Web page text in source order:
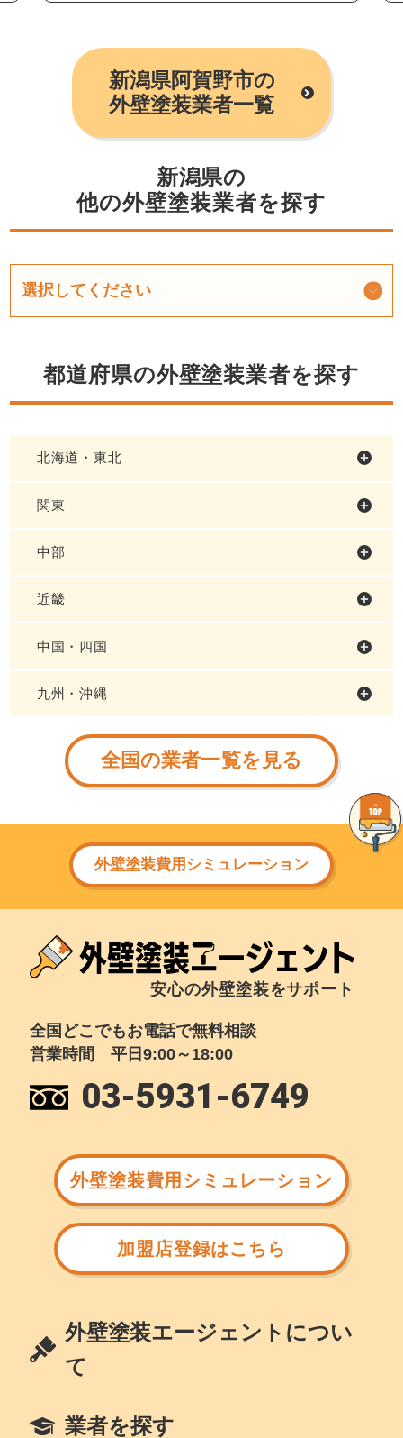
新潟県阿賀野市の
外壁塗装業者一覧
新潟県の
他の外壁塗装業者を探す
都道府県の外壁塗装業者を探す
北海道・東北
関東
中部
近畿
中国・四国
九州・沖縄
全国の業者一覧を見る
外壁塗装費用シミュレーション
安心の外壁塗装をサポート
全国どこでもお電話で無料相談
営業時間 平日9:00～18:00
03-5931-6749
外壁塗装費用シミュレーション
加盟店登録はこちら
外壁塗装エージェントについ
て
業者を探す